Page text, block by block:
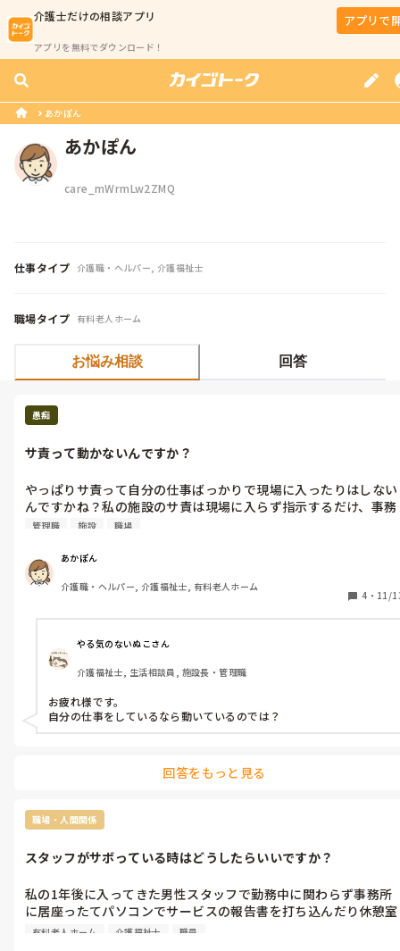
介護士だけの相談アプリ
アプリを無料でダウンロード！
アプリで
あかぽん
あかぽん
care_mWrmLw2ZMQ
仕事タイプ 介護職・ヘルパー, 介護福祉士
職場タイプ 有料老人ホーム
お悩み相談 回答
愚痴
サ責って動かないんですか？
やっぱりサ責って自分の仕事ばっかりで現場に入ったりはしない
んですかね？私の施設のサ責は現場に入らず指示するだけ、事務
所で自分の仕事ばっかりしてるんですよね。
管理職 施設 職場
あかぽん
介護職・ヘルパー, 介護福祉士, 有料老人ホーム
4 ・ 11/
やる気のないぬこさん
介護福祉士, 生活相談員, 施設長・管理職
お疲れ様です。
自分の仕事をしているなら動いているのでは？
回答をもっと見る
職場・人間関係
スタッフがサボっている時はどうしたらいいですか？
私の1年後に入ってきた男性スタッフで勤務中に関わらず事務所
に居座ったてパソコンでサービスの報告書を打ち込んだり休憩室
でパンを食べたりとサボる癖が見受けられます。他にもオムツと
有料老人ホーム 介護福祉士 職員